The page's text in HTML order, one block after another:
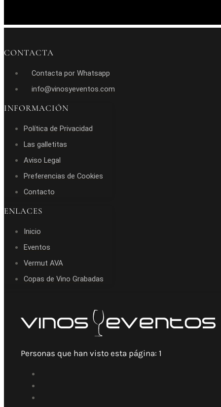
CONTACTA
Contacta por Whatsapp
info@vinosyeventos.com
INFORMACIÓN
Política de Privacidad
Las galletitas
Aviso Legal
Preferencias de Cookies
Contacto
ENLACES
Inicio
Eventos
Vermut AVA
Copas de Vino Grabadas
Personas que han visto esta página: 1